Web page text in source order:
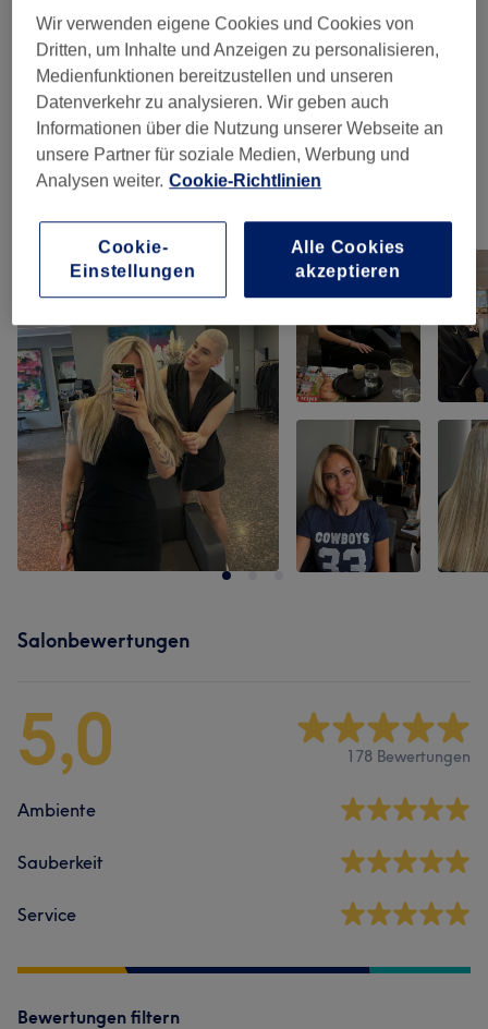
Herren - Haarschnitte & Stylings (1) 65 €
Herren - Farbe & Grauhaarkaschierung (3) ab 35 €
Haarkuren & Pflege (2) ab 25 €
Bild anklicken für weitere Details
Salonbewertungen
5,0 178 Bewertungen
Ambiente
Sauberkeit
Service
Bewertungen filtern
Wir verwenden eigene Cookies und Cookies von
Dritten, um Inhalte und Anzeigen zu personalisieren,
Medienfunktionen bereitzustellen und unseren
Datenverkehr zu analysieren. Wir geben auch
Informationen über die Nutzung unserer Webseite an
unsere Partner für soziale Medien, Werbung und
Analysen weiter. Cookie-Richtlinien
Cookie-
Einstellungen
Alle Cookies
akzeptieren